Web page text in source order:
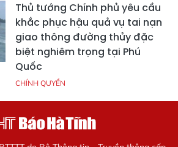
Thủ tướng Chính phủ yêu cầu
khắc phục hậu quả vụ tai nạn
giao thông đường thủy đặc
biệt nghiêm trọng tại Phú
Quốc
CHÍNH QUYỀN